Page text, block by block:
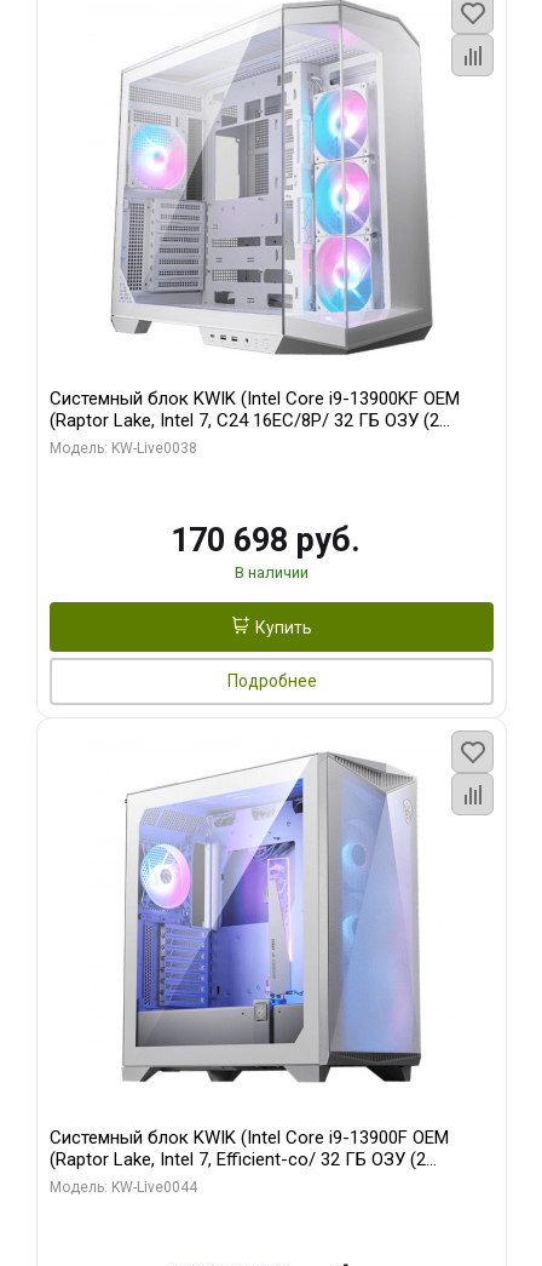
Системный блок KWIK (Intel Core i9-13900KF OEM
(Raptor Lake, Intel 7, C24 16EC/8P/ 32 ГБ ОЗУ (2
модуля)/ Gigabyte RX9070XT GAMING OC 16GB GDDR6
Модель: KW-Live0038
170 698 руб.
В наличии
Купить
Подробнее
Системный блок KWIK (Intel Core i9-13900F OEM
(Raptor Lake, Intel 7, Efficient-co/ 32 ГБ ОЗУ (2
модуля)/ Gigabyte RTX5070Ti AERO OC 16GB GDDR7
Модель: KW-Live0044